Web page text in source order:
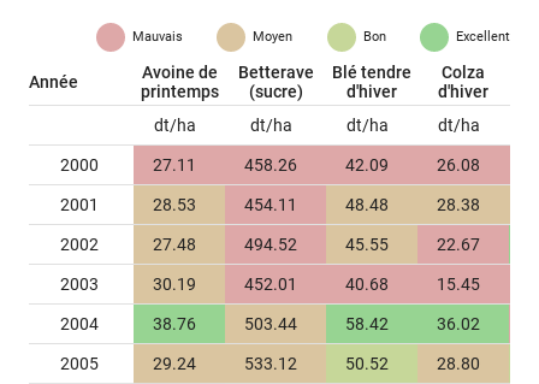
Mauvais Moyen Bon Excellent
Année
Avoine de
printemps
Betterave
(sucre)
Blé tendre
d'hiver
Colza
d'hiver
dt/ha dt/ha dt/ha dt/ha
2000 27.11 458.26 42.09 26.08
2001 28.53 454.11 48.48 28.38
2002 27.48 494.52 45.55 22.67
2003 30.19 452.01 40.68 15.45
2004 38.76 503.44 58.42 36.02
2005 29.24 533.12 50.52 28.80